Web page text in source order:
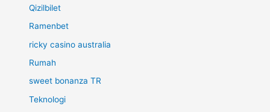
Qizilbilet
Ramenbet
ricky casino australia
Rumah
sweet bonanza TR
Teknologi